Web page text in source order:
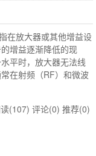
在放大器或其他增益设
增益逐渐降低的现
平时，放大器无法线
在射频（RF）和微波
(107) 评论(0) 推荐(0)